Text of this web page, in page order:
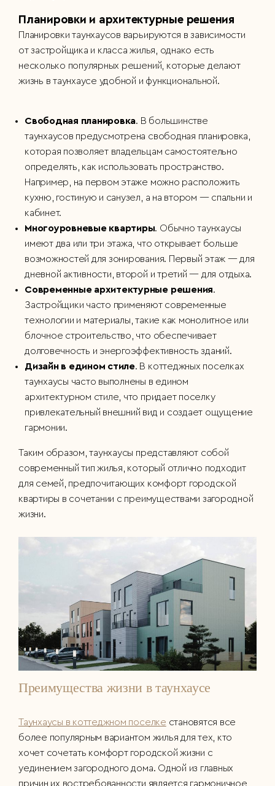
Планировки и архитектурные решения
Планировки таунхаусов варьируются в зависимости
от застройщика и класса жилья, однако есть
несколько популярных решений, которые делают
жизнь в таунхаусе удобной и функциональной.
Свободная планировка. В большинстве
таунхаусов предусмотрена свободная планировка,
которая позволяет владельцам самостоятельно
определять, как использовать пространство.
Например, на первом этаже можно расположить
кухню, гостиную и санузел, а на втором — спальни и
кабинет.
Многоуровневые квартиры. Обычно таунхаусы
имеют два или три этажа, что открывает больше
возможностей для зонирования. Первый этаж — для
дневной активности, второй и третий — для отдыха.
Современные архитектурные решения.
Застройщики часто применяют современные
технологии и материалы, такие как монолитное или
блочное строительство, что обеспечивает
долговечность и энергоэффективность зданий.
Дизайн в едином стиле. В коттеджных поселках
таунхаусы часто выполнены в едином
архитектурном стиле, что придает поселку
привлекательный внешний вид и создает ощущение
гармонии.
Таким образом, таунхаусы представляют собой
современный тип жилья, который отлично подходит
для семей, предпочитающих комфорт городской
квартиры в сочетании с преимуществами загородной
жизни.
Преимущества жизни в таунхаусе
Таунхаусы в коттеджном поселке становятся все
более популярным вариантом жилья для тех, кто
хочет сочетать комфорт городской жизни с
уединением загородного дома. Одной из главных
причин их востребованности является гармоничное